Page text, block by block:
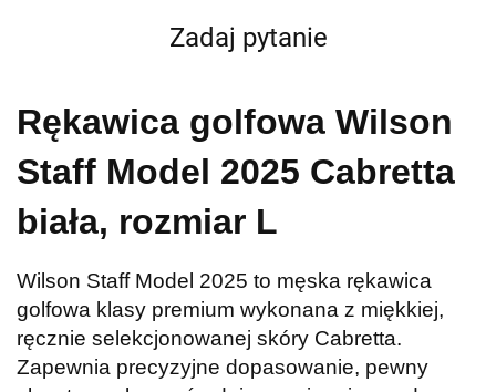
Zadaj pytanie
Rękawica golfowa Wilson
Staff Model 2025 Cabretta
biała, rozmiar L
Wilson Staff Model 2025 to męska rękawica
golfowa klasy premium wykonana z miękkiej,
ręcznie selekcjonowanej skóry Cabretta.
Zapewnia precyzyjne dopasowanie, pewny